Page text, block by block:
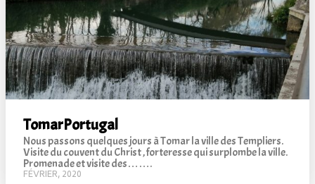
TomarPortugal
Nous passons quelques jours à Tomar la ville des Templiers.
Visite du couvent du Christ , forteresse qui surplombe la ville.
Promenade et visite des…….
FÉVRIER, 2020